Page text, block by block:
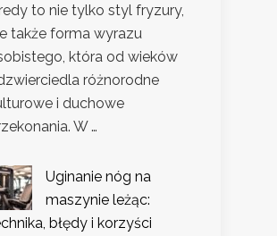
to nie tylko styl fryzury,
także forma wyrazu
która od wieków
różnorodne
i duchowe
W …
Uginanie nóg na
maszynie leżąc:
błędy i korzyści